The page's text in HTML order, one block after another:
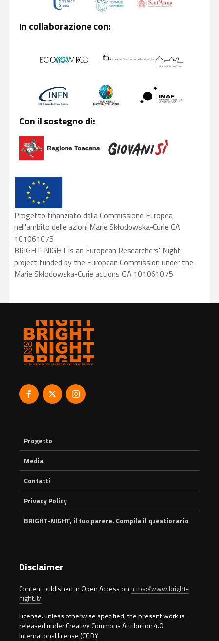
In collaborazione con:
Con il sostegno di:
Progetto finanziato dalla Commissione Europea
nell'ambito delle azioni Marie Skłodowska-Curie GA
101061075
BRIGHT-NIGHT is an European Researchers' Night
project funded by the European Commission under the
Marie Skłodowska-Curie actions GA 101061075
Progetto
Media
Contatti
Privacy Policy
BRIGHT-NIGHT, il tuo parere. Compila il questionario
Disclaimer
Content published in Open Access onhttps://www.bright-
night.it/
License: unless otherwise specified, the present work is
released under Creative Commons Attribution 4.0
International license (CC BY